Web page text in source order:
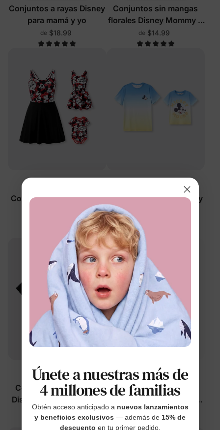
Conjuntos a rayas Disney
para mamá y yo
de $18.99
Conjuntos sin mangas
florales Disney Mommy &
Me multicolor
de $14.99
Conjuntos Disney Mamá
y Yo con Shorts
Integrados y Bolsillos
Conjuntos Disney Papá y
de
Mickey y sus amigos
Conjuntos de algodón
Disney Mickey y amigos
Papá y yo negro
de $9.99
Mickey y sus amigos
Conjunto para niño
pequeño/niño de 2 piezas
con camiseta y
pantalones cortos con
$26.99
Únete a nuestras más de
4 millones de familias
Obtén acceso anticipado a nuevos lanzamientos
y beneficios exclusivos — además de 15% de
descuento en tu primer pedido.